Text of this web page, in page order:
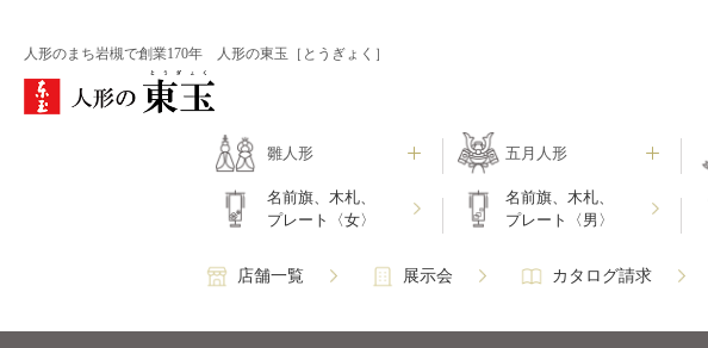
人形のまち岩槻で創業170年 人形の東玉［とうぎょく］
雛人形 五月人形
名前旗、木札、
プレート〈女〉
名前旗、木札、
プレート〈男〉
店舗一覧 展示会 カタログ請求